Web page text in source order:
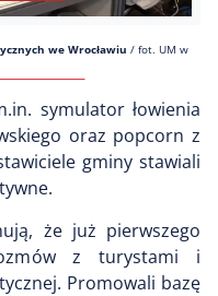
we Wrocławiu / fot. UM w
symulator łowienia
oraz popcorn z
gminy stawiali
że już pierwszego
z turystami i
Promowali bazę